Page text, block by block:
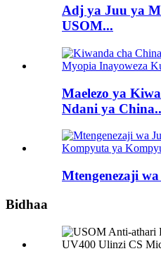
Adj ya Juu ya
USOM...
Maelezo ya
Ndani ya
Mtengenezaji
Bidhaa